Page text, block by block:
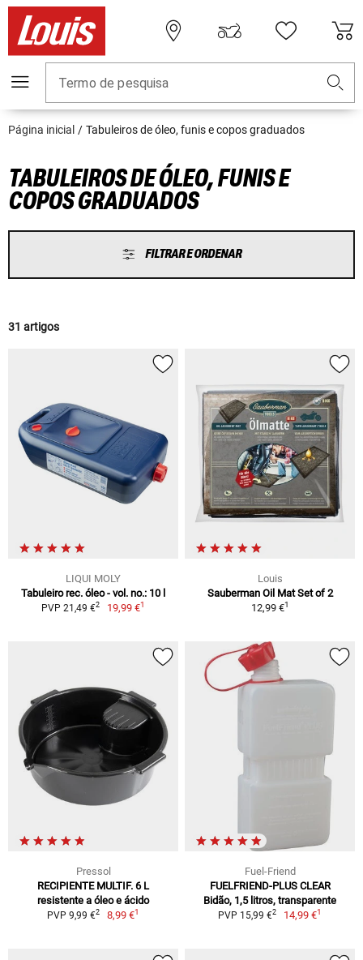
Termo de pesquisa
Página inicial Tabuleiros de óleo, funis e copos graduados
TABULEIROS DE ÓLEO, FUNIS E
COPOS GRADUADOS
FILTRAR E ORDENAR
31 artigos
LIQUI MOLY
Tabuleiro rec. óleo - vol. no.: 10 l
PVP 21,49 €2 19,99 €1
Louis
Sauberman Oil Mat Set of 2
12,99 €1
Pressol
RECIPIENTE MULTIF. 6 L
resistente a óleo e ácido
PVP 9,99 €2 8,99 €1
Fuel-Friend
FUELFRIEND-PLUS CLEAR
Bidão, 1,5 litros, transparente
PVP 15,99 €2 14,99 €1